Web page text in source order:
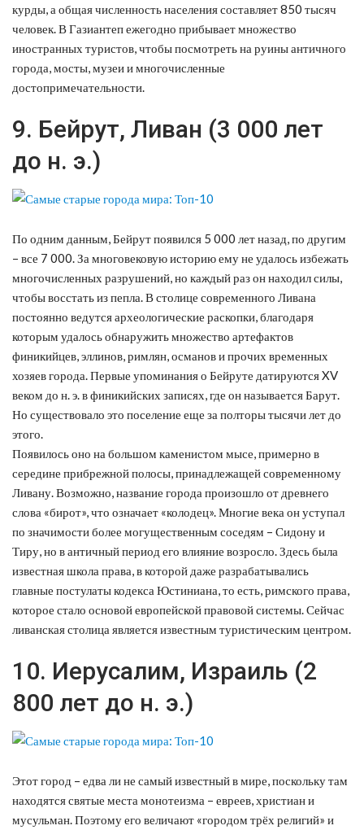
курды, а общая численность населения составляет 850 тысяч
человек. В Газиантеп ежегодно прибывает множество
иностранных туристов, чтобы посмотреть на руины античного
города, мосты, музеи и многочисленные
достопримечательности.
9. Бейрут, Ливан (3 000 лет
до н. э.)
По одним данным, Бейрут появился 5 000 лет назад, по другим
– все 7 000. За многовековую историю ему не удалось избежать
многочисленных разрушений, но каждый раз он находил силы,
чтобы восстать из пепла. В столице современного Ливана
постоянно ведутся археологические раскопки, благодаря
которым удалось обнаружить множество артефактов
финикийцев, эллинов, римлян, османов и прочих временных
хозяев города. Первые упоминания о Бейруте датируются XV
веком до н. э. в финикийских записях, где он называется Барут.
Но существовало это поселение еще за полторы тысячи лет до
этого.
Появилось оно на большом каменистом мысе, примерно в
середине прибрежной полосы, принадлежащей современному
Ливану. Возможно, название города произошло от древнего
слова «бирот», что означает «колодец». Многие века он уступал
по значимости более могущественным соседям – Сидону и
Тиру, но в античный период его влияние возросло. Здесь была
известная школа права, в которой даже разрабатывались
главные постулаты кодекса Юстиниана, то есть, римского права,
которое стало основой европейской правовой системы. Сейчас
ливанская столица является известным туристическим центром.
10. Иерусалим, Израиль (2
800 лет до н. э.)
Этот город – едва ли не самый известный в мире, поскольку там
находятся святые места монотеизма – евреев, христиан и
мусульман. Поэтому его величают «городом трёх религий» и